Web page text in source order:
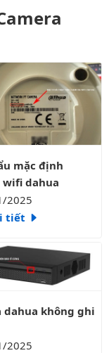
có liên tục?
mặc định camera
mặc định
wifi dahua
2025
tiết
không ghi hình
dahua không ghi
2025